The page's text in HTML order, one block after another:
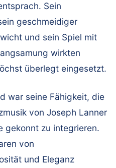
Sein
geschmeidiger
und sein Spiel mit
wirkten
überlegt eingesetzt.
war seine Fähigkeit, die
von Joseph Lanner
gekonnt zu integrieren.
von
und Eleganz